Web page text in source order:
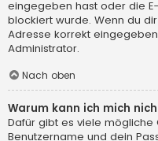
eingegeben hast oder die
blockiert wurde. Wenn du
Adresse korrekt
Administrator.
Nach oben
Warum kann ich mich
Dafür gibt es viele mögliche
Benutzername und dein